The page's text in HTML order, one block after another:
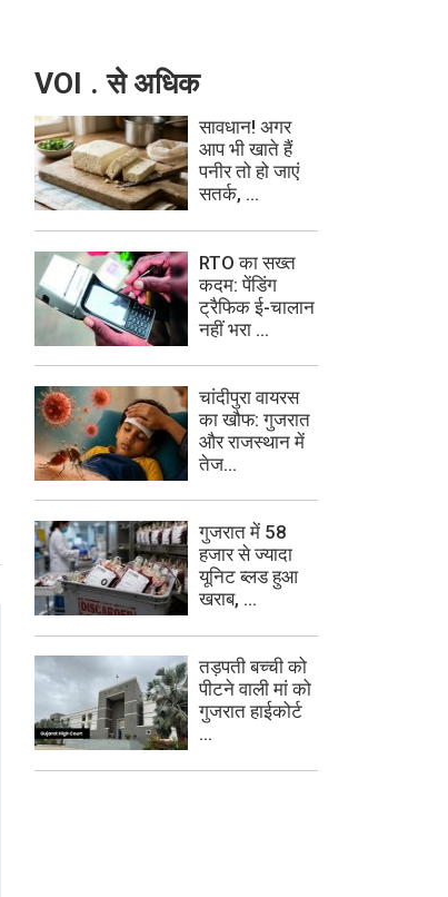
VOI . से अधिक
सावधान! अगर
आप भी खाते हैं
पनीर तो हो जाएं
सतर्क, ...
RTO का सख्त
कदम: पेंडिंग
ट्रैफिक ई-चालान
नहीं भरा ...
चांदीपुरा वायरस
का खौफ: गुजरात
और राजस्थान में
तेज...
गुजरात में 58
हजार से ज्यादा
यूनिट ब्लड हुआ
खराब, ...
तड़पती बच्ची को
पीटने वाली मां को
गुजरात हाईकोर्ट
...